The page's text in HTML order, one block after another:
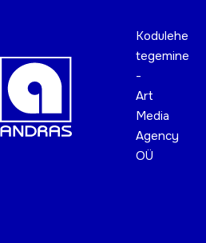
Kodulehe
tegemine
-
Art
Media
Agency
OÜ